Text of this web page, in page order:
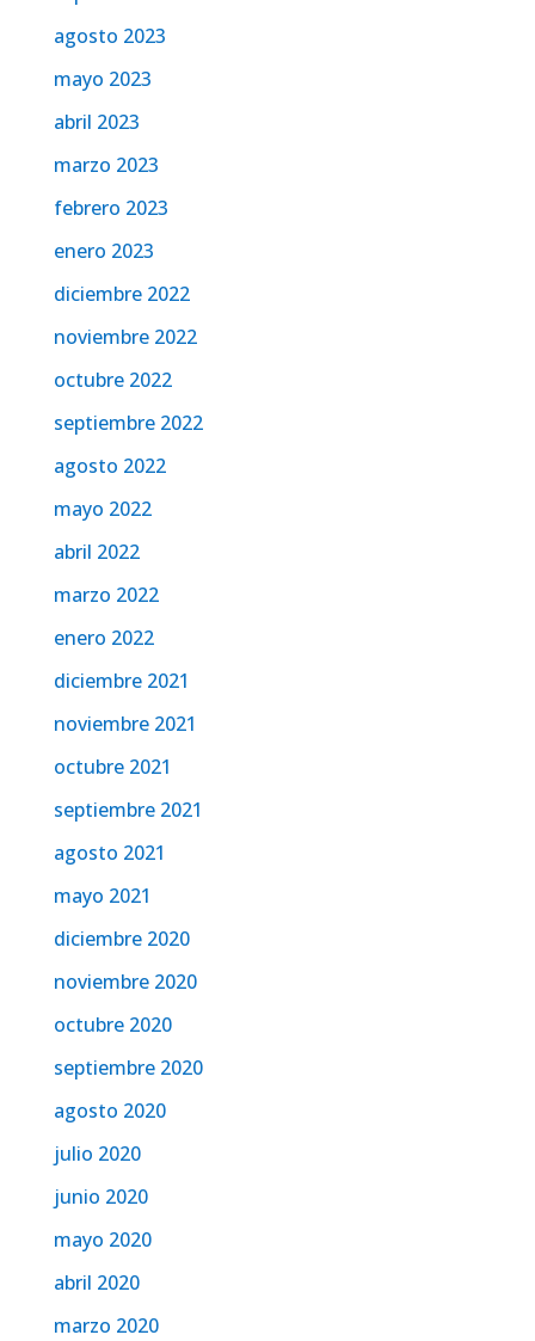
agosto 2023
mayo 2023
abril 2023
marzo 2023
febrero 2023
enero 2023
diciembre 2022
noviembre 2022
octubre 2022
septiembre 2022
agosto 2022
mayo 2022
abril 2022
marzo 2022
enero 2022
diciembre 2021
noviembre 2021
octubre 2021
septiembre 2021
agosto 2021
mayo 2021
diciembre 2020
noviembre 2020
octubre 2020
septiembre 2020
agosto 2020
julio 2020
junio 2020
mayo 2020
abril 2020
marzo 2020